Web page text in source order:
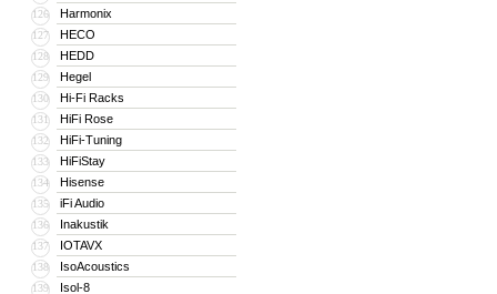
126 Harmonix
127 HECO
128 HEDD
129 Hegel
130 Hi-Fi Racks
131 HiFi Rose
132 HiFi-Tuning
133 HiFiStay
134 Hisense
135 iFi Audio
136 Inakustik
137 IOTAVX
138 IsoAcoustics
139 Isol-8